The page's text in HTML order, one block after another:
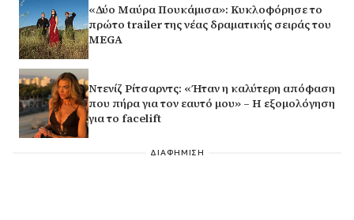
«Δύο Μαύρα Πουκάμισα»: Κυκλοφόρησε το
πρώτο trailer της νέας δραματικής σειράς του
MEGA
Ντενίζ Ρίτσαρντς: «Ήταν η καλύτερη απόφαση
που πήρα για τον εαυτό μου» – Η εξομολόγηση
για το facelift
ΔΙΑΦΗΜΙΣΗ